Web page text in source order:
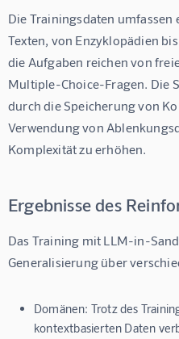
Die Trainingsdaten umfassen
Texten, von Enzyklopädien
die Aufgaben reichen von
Multiple-Choice-Fragen. Die
durch die Speicherung von
Verwendung von
Komplexität zu erhöhen.
Ergebnisse des
Das Training mit LLM-in-
Generalisierung über
Domänen: Trotz des
kontextbasierten Daten